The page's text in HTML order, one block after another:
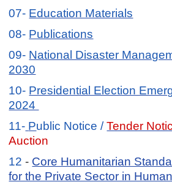
07- Education Materials
08- Publications
09- National Disaster
2030
10- Presidential Election
2024
11- Public Notice /Tender
Auction
12 - Core Humanitarian
for the Private Sector in